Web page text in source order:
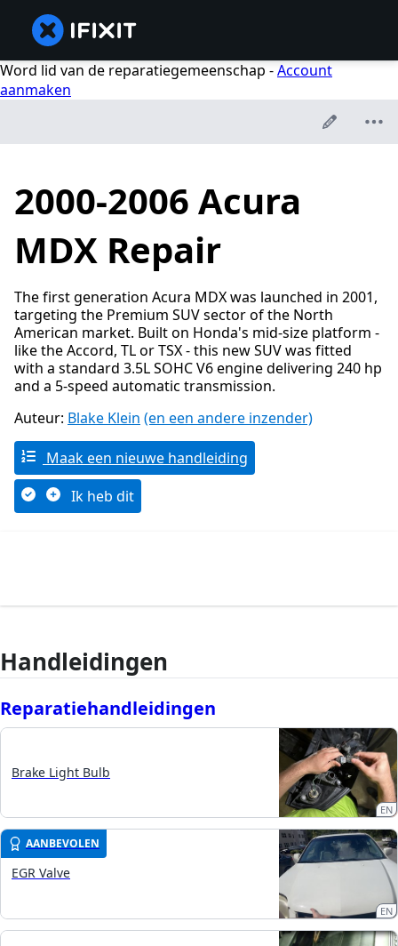
Word lid van de reparatiegemeenschap -Account
aanmaken
2000-2006 Acura
MDX Repair
The first generation Acura MDX was launched in 2001,
targeting the Premium SUV sector of the North
American market. Built on Honda's mid-size platform -
like the Accord, TL or TSX - this new SUV was fitted
with a standard 3.5L SOHC V6 engine delivering 240 hp
and a 5-speed automatic transmission.
Auteur: Blake Klein (en een andere inzender)
Maak een nieuwe handleiding
Ik heb dit
Handleidingen
Reparatiehandleidingen
Brake Light Bulb
EN
AANBEVOLEN
EGR Valve
EN